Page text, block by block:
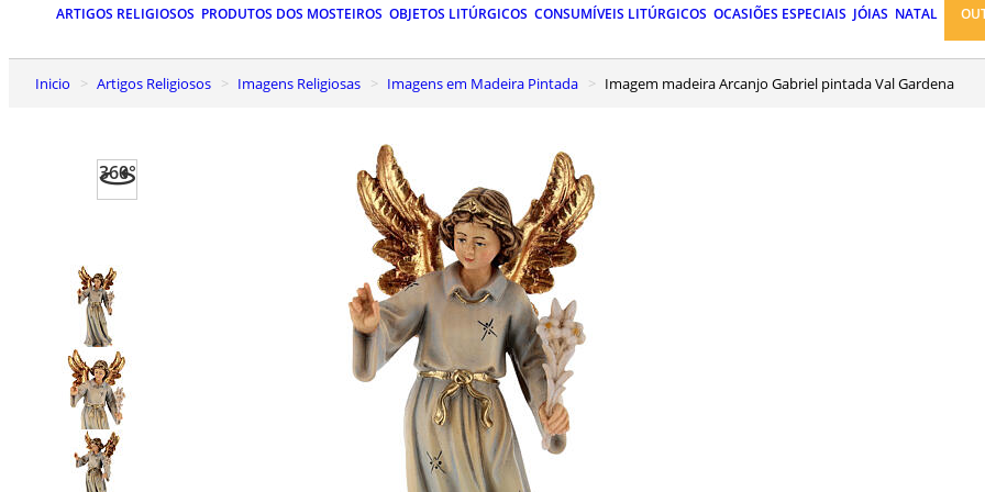
ARTIGOS RELIGIOSOS PRODUTOS DOS MOSTEIROS OBJETOS LITÚRGICOS CONSUMÍVEIS LITÚRGICOS OCASIÕES ESPECIAIS JÓIAS NATAL
Inicio Artigos Religiosos Imagens Religiosas Imagens em Madeira Pintada Imagem madeira Arcanjo Gabriel pintada Val Gardena
360°